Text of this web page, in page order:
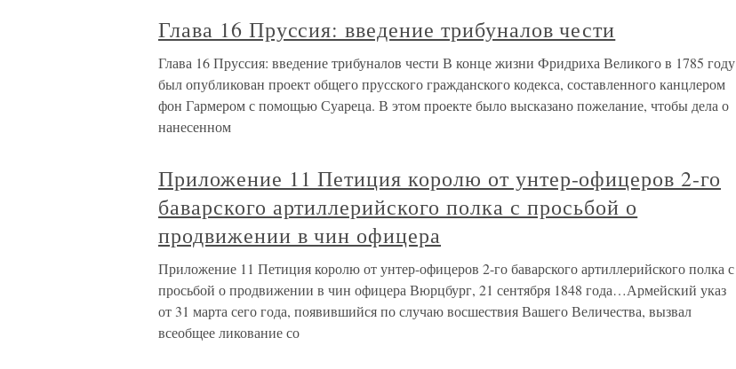
Глава 16 Пруссия: введение трибуналов чести
Глава 16 Пруссия: введение трибуналов чести В конце жизни Фридриха Великого в 1785 году
был опубликован проект общего прусского гражданского кодекса, составленного канцлером
фон Гармером с помощью Суареца. В этом проекте было высказано пожелание, чтобы дела о
нанесенном
Приложение 11 Петиция королю от унтер-офицеров 2-го
баварского артиллерийского полка с просьбой о
продвижении в чин офицера
Приложение 11 Петиция королю от унтер-офицеров 2-го баварского артиллерийского полка с
просьбой о продвижении в чин офицера Вюрцбург, 21 сентября 1848 года…Армейский указ
от 31 марта сего года, появившийся по случаю восшествия Вашего Величества, вызвал
всеобщее ликование со